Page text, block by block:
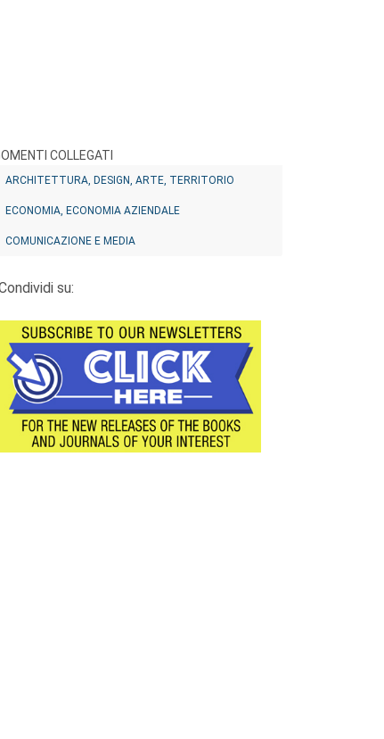
COLLEGATI
ARCHITETTURA, DESIGN, ARTE, TERRITORIO
ECONOMIA, ECONOMIA AZIENDALE
COMUNICAZIONE E MEDIA
su: